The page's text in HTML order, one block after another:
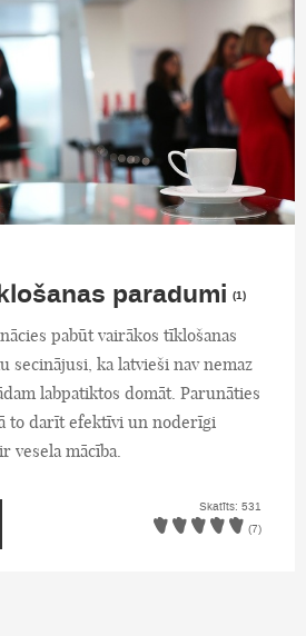
paradumi (1)
pabūt vairākos tīklošanas
secinājusi, ka latvieši nav nemaz
labpatiktos domāt. Parunāties
to darīt efektīvi un noderīgi
vesela mācība.
Skatīts: 531
(7)